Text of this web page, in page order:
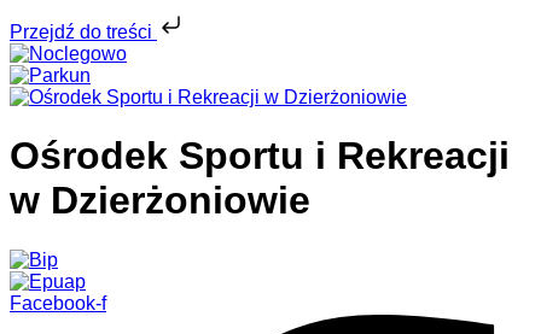
Przejdź do treści
Ośrodek Sportu i Rekreacji
w Dzierżoniowie
Facebook-f